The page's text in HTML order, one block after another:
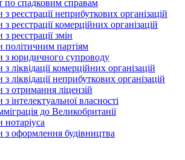
по спадковим справам
реєстрації неприбуткових організацій
реєстрації комерційних організацій
реєстрації змін
політичним партіям
з юридичного супроводу
ліквідації комерційних організацій
ліквідації неприбуткових організацій
з отримання ліцензій
інтелектуальної власності
до Великобританії
з оформлення будівництва